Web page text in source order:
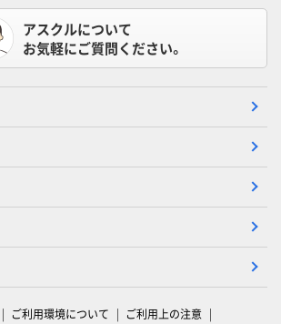
アスクルについて
お気軽にご質問ください。
ご利用環境について ご利用上の注意